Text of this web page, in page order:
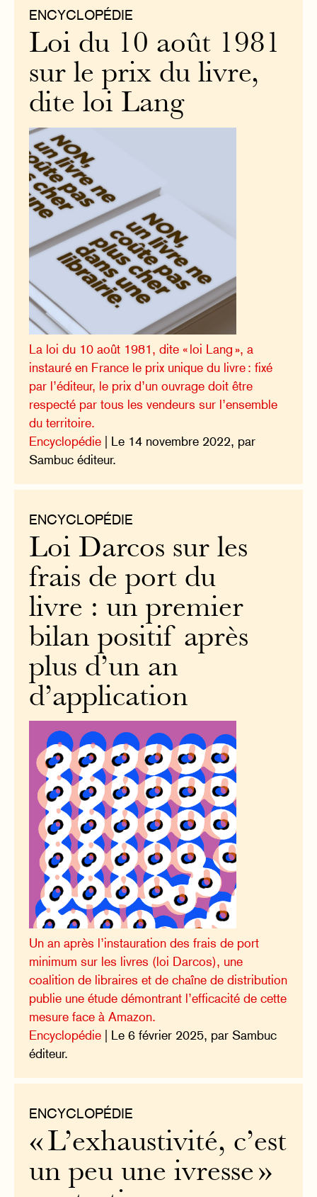
ENCYCLOPÉDIE
Loi du 10 août 1981
sur le prix du livre,
dite loi Lang
La loi du 10 août 1981, dite « loi Lang », a
instauré en France le prix unique du livre : fixé
par l’éditeur, le prix d’un ouvrage doit être
respecté par tous les vendeurs sur l’ensemble
du territoire.
Encyclopédie | Le 14 novembre 2022, par
Sambuc éditeur.
ENCYCLOPÉDIE
Loi Darcos sur les
frais de port du
livre : un premier
bilan positif après
plus d’un an
d’application
Un an après l’instauration des frais de port
minimum sur les livres (loi Darcos), une
coalition de libraires et de chaîne de distribution
publie une étude démontrant l’efficacité de cette
mesure face à Amazon.
Encyclopédie | Le 6 février 2025, par Sambuc
éditeur.
ENCYCLOPÉDIE
« L’exhaustivité, c’est
un peu une ivresse »